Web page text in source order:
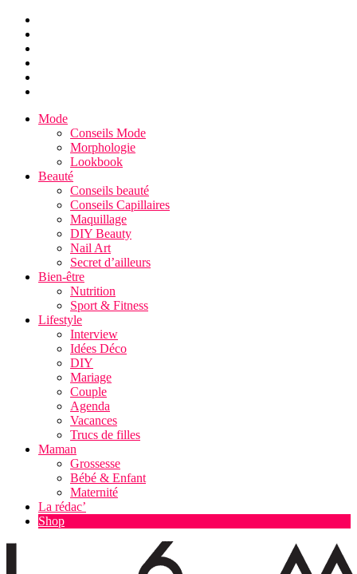
Mode
Conseils Mode
Morphologie
Lookbook
Beauté
Conseils beauté
Conseils Capillaires
Maquillage
DIY Beauty
Nail Art
Secret d’ailleurs
Bien-être
Nutrition
Sport & Fitness
Lifestyle
Interview
Idées Déco
DIY
Mariage
Couple
Agenda
Vacances
Trucs de filles
Maman
Grossesse
Bébé & Enfant
Maternité
La rédac’
Shop